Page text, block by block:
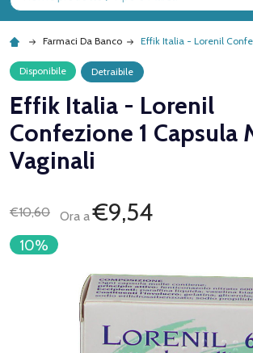
Farmaci Da Banco Effik Italia - Lorenil
Disponibile Detraibile
Effik Italia - Lorenil
Confezione 1 Capsula
Vaginali
€10,60 Ora a€9,54
10%